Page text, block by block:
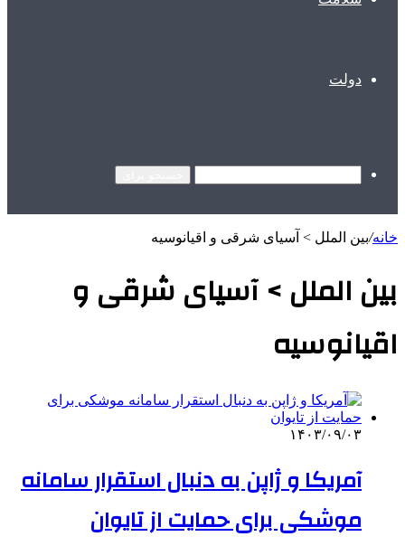
دولت
خانه/بین الملل > آسیای شرقی و اقیانوسیه
بین الملل > آسیای شرقی و
اقیانوسیه
۱۴۰۳/۰۹/۰۳
آمریکا و ژاپن به دنبال استقرار سامانه
موشکی برای حمایت از تایوان